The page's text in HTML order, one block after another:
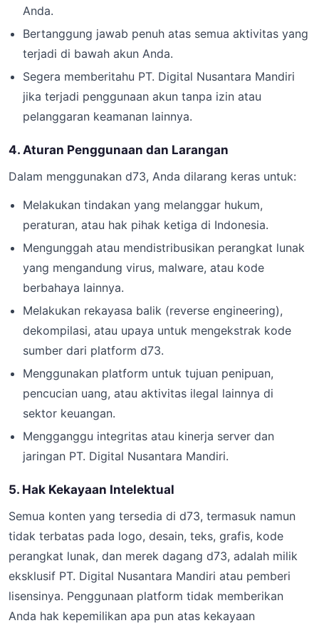
Anda.
Bertanggung jawab penuh atas semua aktivitas yang
terjadi di bawah akun Anda.
Segera memberitahu PT. Digital Nusantara Mandiri
jika terjadi penggunaan akun tanpa izin atau
pelanggaran keamanan lainnya.
4. Aturan Penggunaan dan Larangan
Dalam menggunakan d73, Anda dilarang keras untuk:
Melakukan tindakan yang melanggar hukum,
peraturan, atau hak pihak ketiga di Indonesia.
Mengunggah atau mendistribusikan perangkat lunak
yang mengandung virus, malware, atau kode
berbahaya lainnya.
Melakukan rekayasa balik (reverse engineering),
dekompilasi, atau upaya untuk mengekstrak kode
sumber dari platform d73.
Menggunakan platform untuk tujuan penipuan,
pencucian uang, atau aktivitas ilegal lainnya di
sektor keuangan.
Mengganggu integritas atau kinerja server dan
jaringan PT. Digital Nusantara Mandiri.
5. Hak Kekayaan Intelektual
Semua konten yang tersedia di d73, termasuk namun
tidak terbatas pada logo, desain, teks, grafis, kode
perangkat lunak, dan merek dagang d73, adalah milik
eksklusif PT. Digital Nusantara Mandiri atau pemberi
lisensinya. Penggunaan platform tidak memberikan
Anda hak kepemilikan apa pun atas kekayaan